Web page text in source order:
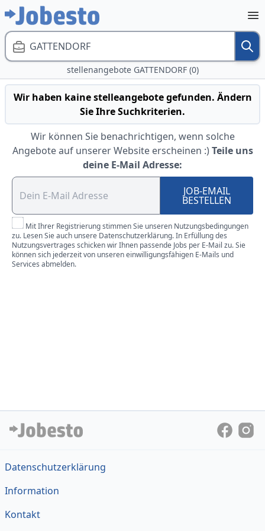
GATTENDORF
stellenangebote GATTENDORF (0)
Wir haben kaine stelleangebote gefunden. Ändern
Sie Ihre Suchkriterien.
Wir können Sie benachrichtigen, wenn solche
Angebote auf unserer Website erscheinen :) Teile uns
deine E-Mail Adresse:
JOB-EMAIL
BESTELLEN
Mit Ihrer Registrierung stimmen Sie unseren Nutzungsbedingungen
zu. Lesen Sie auch unsere Datenschutzerklärung. In Erfüllung des
Nutzungsvertrages schicken wir Ihnen passende Jobs per E-Mail zu. Sie
können sich jederzeit von unseren einwilligungsfähigen E-Mails und
Services abmelden.
Datenschutzerklärung
Information
Kontakt